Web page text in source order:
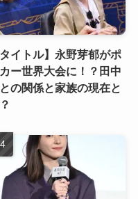
タイトル】永野芽郁がポ
ー世界大会に！？田中
の関係と家族の現在と